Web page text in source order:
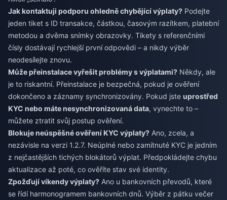
Jak kontaktuji podporu ohledně chybějící výplaty? Podejte
jeden tiket s ID transakce, částkou, časovým razítkem, platební
metodou a dvěma snímky obrazovky. Tikety s referenčními
čísly dostávají rychlejší první odpovědi – a nikdy výběr
neodesílejte znovu.
Může přeinstalace vyřešit problémy s výplatami? Někdy, ale
je to riskantní. Přeinstalace je bezpečná, pokud je ověření
dokončeno a záznamy synchronizovány. Pokud jste uprostřed
KYC nebo máte nesynchronizovaná data, vynechte to –
můžete ztratit svůj postup ověření.
Blokuje neúspěšné ověření KYC výplaty? Ano, zcela, a
nezávisle na verzi 1.2.7. Neúplné nebo zamítnuté KYC je jedním
z nejčastějších tichých blokátorů výplat. Předpokládejte chybu
aktualizace až poté, co ověříte stav své identity.
Zpožďují víkendy výplaty? Ano u bankovních převodů, které
se řídí harmonogramem bankovních dnů. Výběr z pátku večer